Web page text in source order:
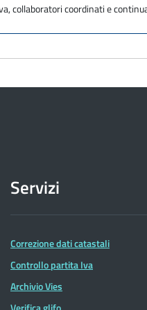
collaboratori coordinati e
Servizi
Correzione dati catastali
Controllo partita Iva
Archivio Vies